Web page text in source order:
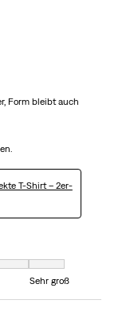
Form bleibt auch
T-Shirt – 2er-
ist und 7 gleich Sehr groß
Sehr groß